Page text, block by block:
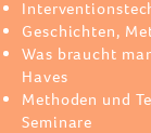
Geschichten,
Was braucht
Haves
Methoden und
Seminare